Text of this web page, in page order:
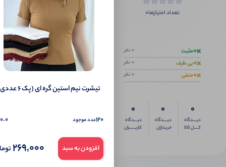
تعداد امتیازها0
0مثبت 0 نفر
0بی طرف 0 نفر
0منفی 0 نفر
0
دیــــدگاه
کــــل کالا
0
دیــــدگاه
خریداران
0
دیــــدگاه
کاربـــــران
اگر این
تیشرت نیم‌ استین گره ای (پک 6 عددی)
120عدد موجود 0.0
افزودن به سبد 269,000